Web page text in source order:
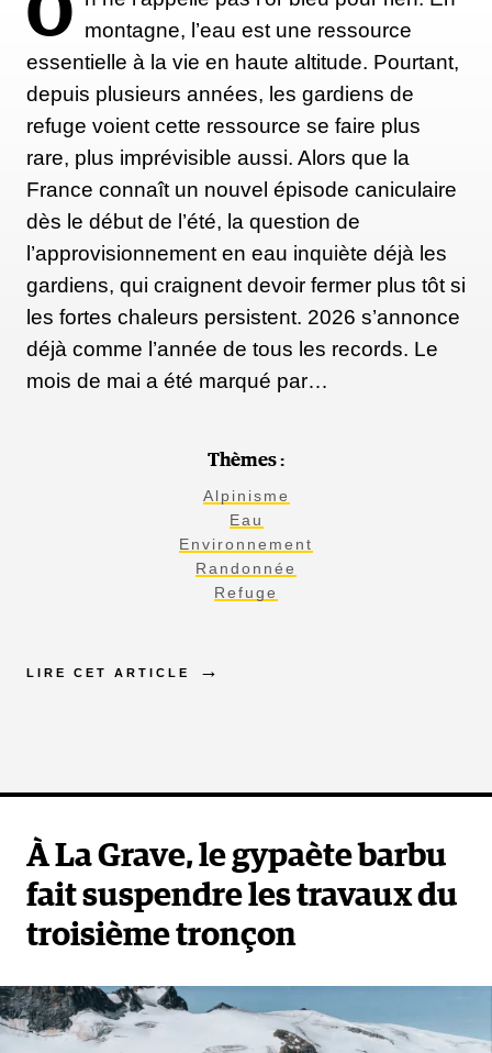
O montagne, l’eau est une ressource
essentielle à la vie en haute altitude. Pourtant,
depuis plusieurs années, les gardiens de
refuge voient cette ressource se faire plus
rare, plus imprévisible aussi. Alors que la
France connaît un nouvel épisode caniculaire
dès le début de l’été, la question de
l’approvisionnement en eau inquiète déjà les
gardiens, qui craignent devoir fermer plus tôt si
les fortes chaleurs persistent. 2026 s’annonce
déjà comme l’année de tous les records. Le
mois de mai a été marqué par…
Thèmes :
Alpinisme
Eau
Environnement
Randonnée
Refuge
LIRE CET ARTICLE
À La Grave, le gypaète barbu
fait suspendre les travaux du
troisième tronçon